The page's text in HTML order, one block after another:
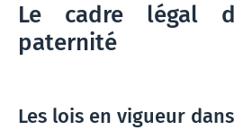
Le cadre légal
paternité
Les lois en vigueur